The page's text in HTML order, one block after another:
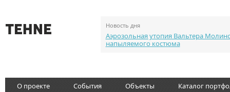
Новость дня
Аэрозольная утопия Вальтера
напыляемого костюма
О проекте События Объекты Каталог